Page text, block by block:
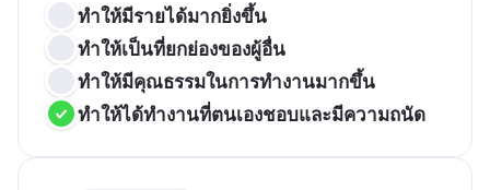
ทำให้มีรายได้มากยิ่งขึ้น
ทำให้เป็นที่ยกย่องของผู้อื่น
ทำให้มีคุณธรรมในการทำงานมากขึ้น
ทำให้ได้ทำงานที่ตนเองชอบและมีความถนัด